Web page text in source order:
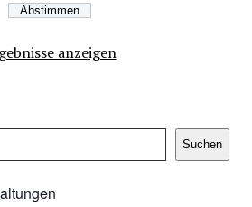
anzeigen
Suchen